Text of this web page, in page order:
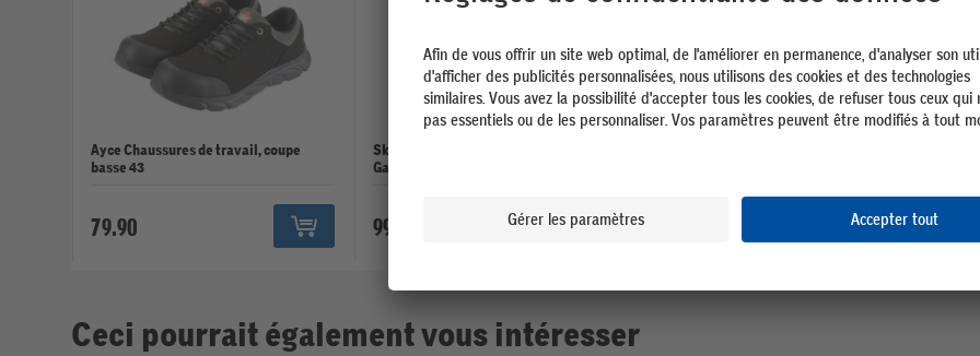
Ayce Chaussures de travail, coupe
basse 43
79.90
8 Variantes
Skechers Chaussures de sécurité
Gatlon S3 43
99.90
7 Variantes
19.95
Ceci pourrait également vous intéresser